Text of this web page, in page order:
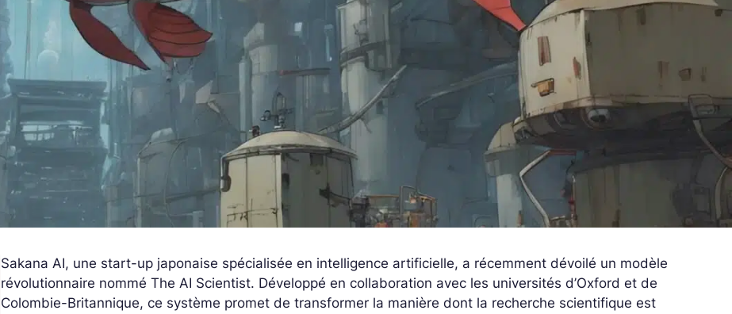
Sakana AI, une start-up japonaise spécialisée en intelligence artificielle, a récemment dévoilé un modèle
révolutionnaire nommé The AI Scientist. Développé en collaboration avec les universités d’Oxford et de
Colombie-Britannique, ce système promet de transformer la manière dont la recherche scientifique est